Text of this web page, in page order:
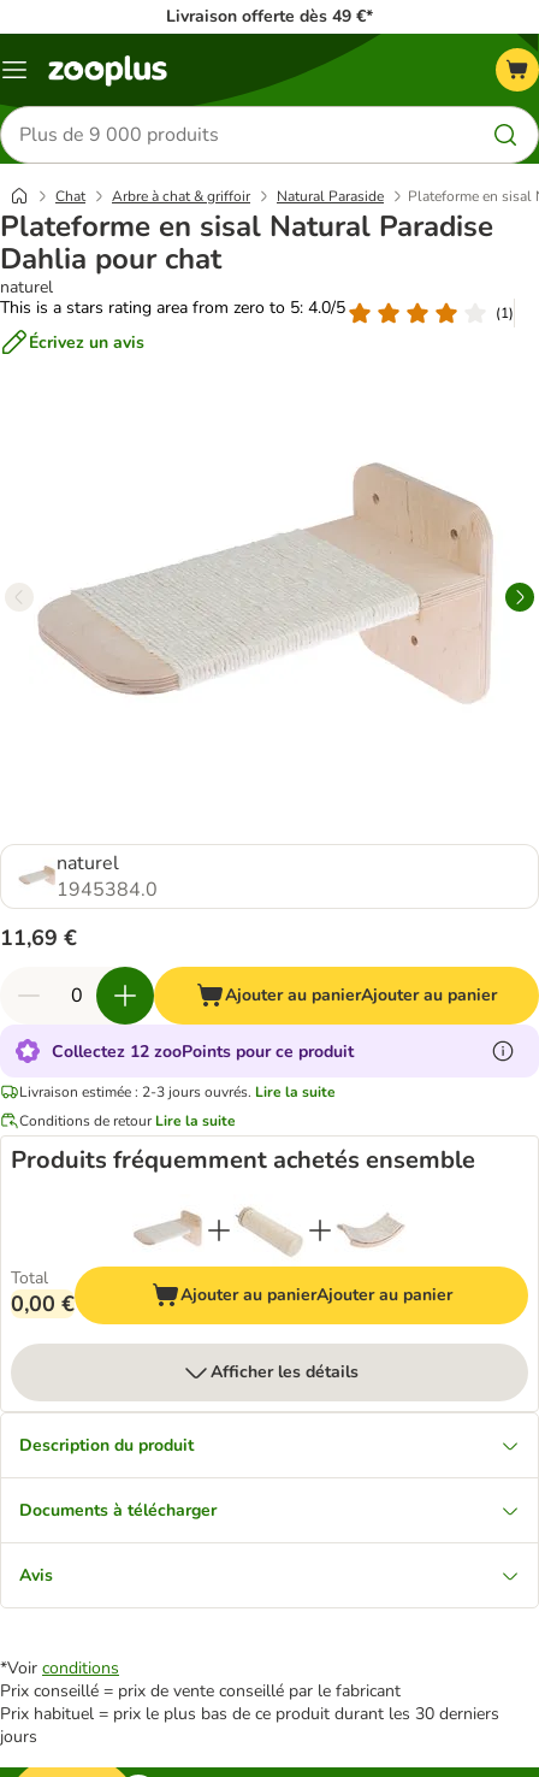
Livraison offerte dès 49 €*
Menu
Rechercher
des
produits
Chat Arbre à chat & griffoir Natural Paraside Plateforme en sisal
Plateforme en sisal Natural Paradise
Dahlia pour chat
naturel
This is a stars rating area from zero to 5: 4.0/5
(1)
Écrivez un avis
naturel
1945384.0
11,69 €
Ajouter au panierAjouter au panier
Collectez 12 zooPoints pour ce produit
Livraison estimée : 2-3 jours ouvrés. Lire la suite
Conditions de retour Lire la suite
Produits fréquemment achetés ensemble
Total
0,00 € Ajouter au panierAjouter au panier
Afficher les détails
Description du produit
Documents à télécharger
Avis
*Voir conditions
Prix conseillé = prix de vente conseillé par le fabricant
Prix habituel = prix le plus bas de ce produit durant les 30 derniers
jours